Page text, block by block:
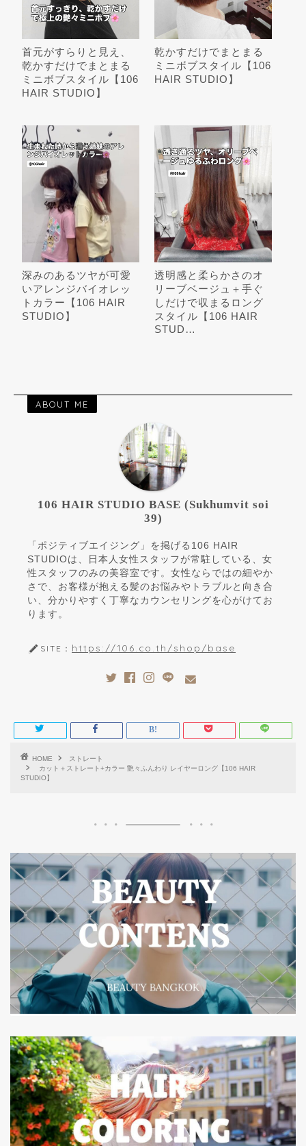
首元がすらりと見え、
乾かすだけでまとまる
ミニボブスタイル【106
HAIR STUDIO】
乾かすだけでまとまる
ミニボブスタイル【106
HAIR STUDIO】
深みのあるツヤが可愛
いアレンジバイオレッ
トカラー【106 HAIR
STUDIO】
透明感と柔らかさのオ
リーブベージュ＋手ぐ
しだけで収まるロング
スタイル【106 HAIR
STUD…
ABOUT ME
106 HAIR STUDIO BASE (Sukhumvit soi
39)
「ポジティブエイジング」を掲げる106 HAIR
STUDIOは、日本人女性スタッフが常駐している、女
性スタッフのみの美容室です。女性ならではの細やか
さで、お客様が抱える髪のお悩みやトラブルと向き合
い、分かりやすく丁寧なカウンセリングを心がけてお
ります。
SITE： https://106.co.th/shop/base
HOME
ストレート
カット＋ストレート+カラー 艶々ふんわり レイヤーロング【106 HAIR
STUDIO】